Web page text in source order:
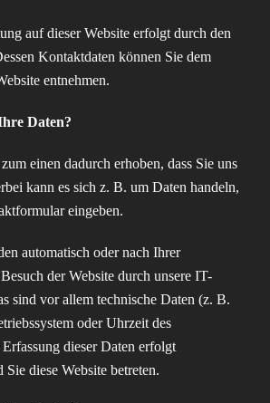
auf dieser Website erfolgt durch den
Kontaktdaten können Sie dem
entnehmen.
Daten?
einen dadurch erhoben, dass Sie uns
kann es sich z. B. um Daten handeln,
eingeben.
automatisch oder nach Ihrer
der Website durch unsere IT-
sind vor allem technische Daten (z. B.
oder Uhrzeit des
dieser Daten erfolgt
Sie diese Website betreten.